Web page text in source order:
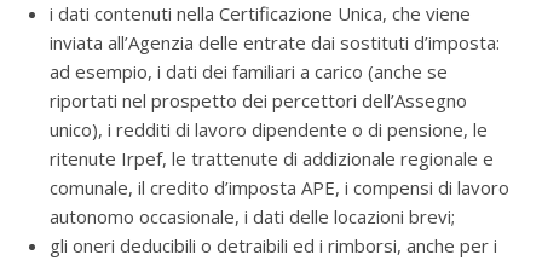
i dati contenuti nella Certificazione Unica, che viene
inviata all’Agenzia delle entrate dai sostituti d’imposta:
ad esempio, i dati dei familiari a carico (anche se
riportati nel prospetto dei percettori dell’Assegno
unico), i redditi di lavoro dipendente o di pensione, le
ritenute Irpef, le trattenute di addizionale regionale e
comunale, il credito d’imposta APE, i compensi di lavoro
autonomo occasionale, i dati delle locazioni brevi;
gli oneri deducibili o detraibili ed i rimborsi, anche per i